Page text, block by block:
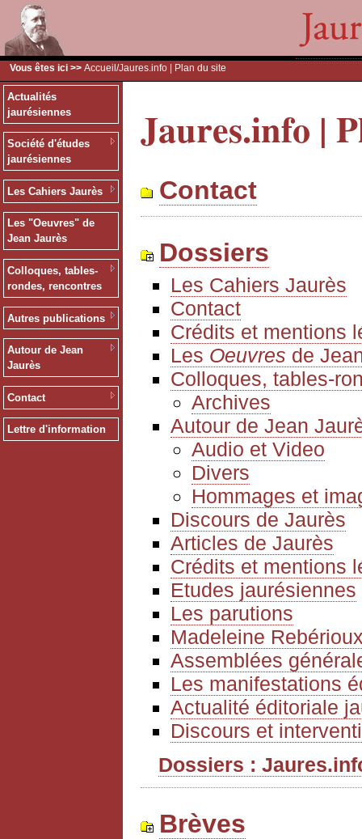
Vous êtes ici >> Accueil /Jaures.info | Plan du site
Actualités
jaurésiennes
Société d'études
jaurésiennes
Les Cahiers Jaurès
Les "Oeuvres" de
Jean Jaurès
Colloques, tables-
rondes, rencontres
Autres publications
Autour de Jean
Jaurès
Contact
Lettre d'information
Jaures.info |
Contact
Dossiers
Les Cahiers Jaurès
Contact
Crédits et mentions
Les Oeuvres de
Colloques, tables-
Archives
Autour de Jean
Audio et Video
Divers
Hommages et
Discours de Jaurès
Articles de Jaurès
Crédits et mentions
Etudes jaurésiennes
Les parutions
Madeleine
Assemblées
Les manifestations
Actualité éditoriale
Discours et
Dossiers :
Brèves